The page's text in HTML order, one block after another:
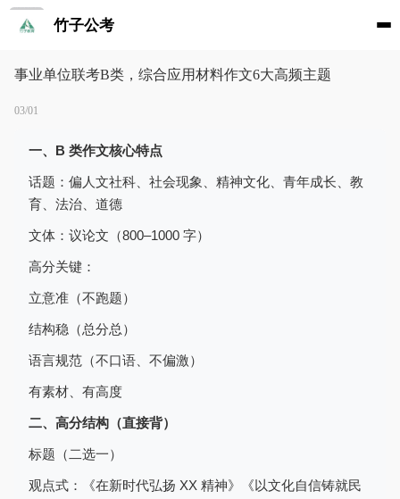
竹子公考
事业单位联考B类，综合应用材料作文6大高频主题
03/01
一、B 类作文核心特点
话题：偏人文社科、社会现象、精神文化、青年成长、教
育、法治、道德
文体：议论文（800–1000 字）
高分关键：
立意准（不跑题）
结构稳（总分总）
语言规范（不口语、不偏激）
有素材、有高度
二、高分结构（直接背）
标题（二选一）
观点式：《在新时代弘扬 XX 精神》《以文化自信铸就民